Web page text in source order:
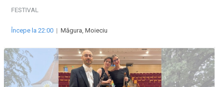
FESTIVAL
Începe la 22:00 | Măgura, Moieciu